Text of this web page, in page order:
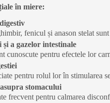
în miere:
fenicul și anason stelat
a gazelor intestinale
cunoscute pentru efectele lor
pentru rolul lor în stimularea
stomacului
frecvent pentru calmarea